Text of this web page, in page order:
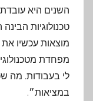
השנים היא
טכנולוגיות
מוצאות עכשיו
מפחדת
לי בעבודות. מה
במציאות״.